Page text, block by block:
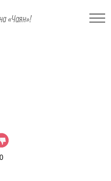
«Чаян»!
0